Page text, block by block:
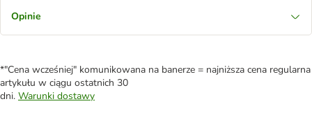
Opinie
*"Cena wcześniej" komunikowana na banerze = najniższa cena regularna
artykułu w ciągu ostatnich 30
dni. Warunki dostawy